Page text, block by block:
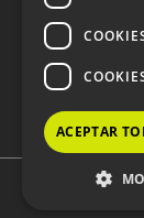
DOSSIER Y
Dossier 2026
Dossier 2026
ACEPTAR